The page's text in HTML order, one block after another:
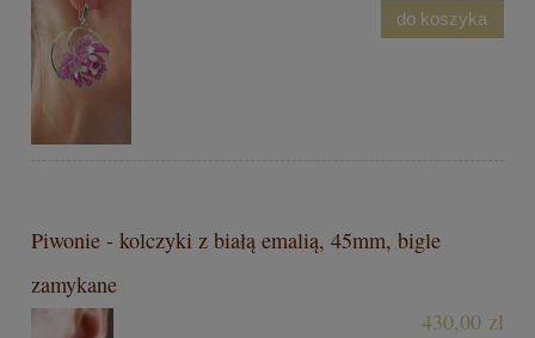
do koszyka
Piwonie - kolczyki z białą emalią, 45mm, bigle
zamykane
430,00 zł